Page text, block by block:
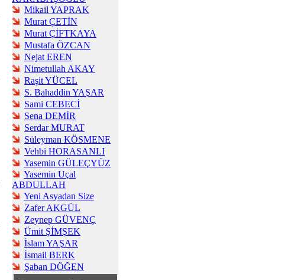
Mikail YAPRAK
Murat ÇETİN
Murat ÇİFTKAYA
Mustafa ÖZCAN
Nejat EREN
Nimetullah AKAY
Raşit YÜCEL
S. Bahaddin YAŞAR
Sami CEBECİ
Sena DEMİR
Serdar MURAT
Süleyman KÖSMENE
Vehbi HORASANLI
Yasemin GÜLEÇYÜZ
Yasemin Uçal
ABDULLAH
Yeni Asyadan Size
Zafer AKGÜL
Zeynep GÜVENÇ
Ümit ŞİMŞEK
İslam YAŞAR
İsmail BERK
Şaban DÖĞEN